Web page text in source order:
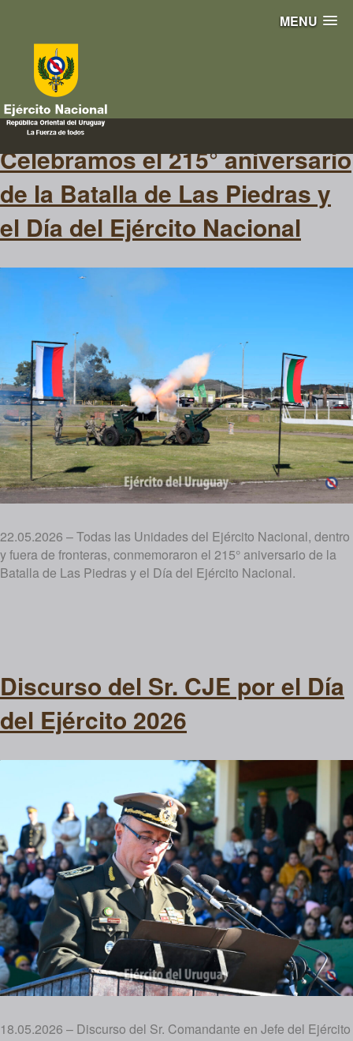
MENU
día del Ejército
Celebramos el 215° aniversario
de la Batalla de Las Piedras y
el Día del Ejército Nacional
22.05.2026 – Todas las Unidades del Ejército Nacional, dentro
y fuera de fronteras, conmemoraron el 215° aniversario de la
Batalla de Las Piedras y el Día del Ejército Nacional.
Discurso del Sr. CJE por el Día
del Ejército 2026
18.05.2026 – Discurso del Sr. Comandante en Jefe del Ejército